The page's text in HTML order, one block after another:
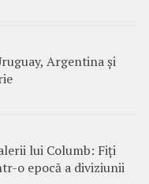
Argentina și
lui Columb: Fiți
o epocă a diviziunii